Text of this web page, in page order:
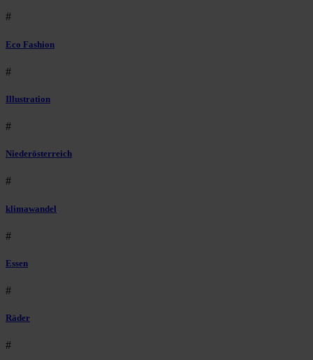
#
Eco Fashion
#
Illustration
#
Niederösterreich
#
klimawandel
#
Essen
#
Räder
#